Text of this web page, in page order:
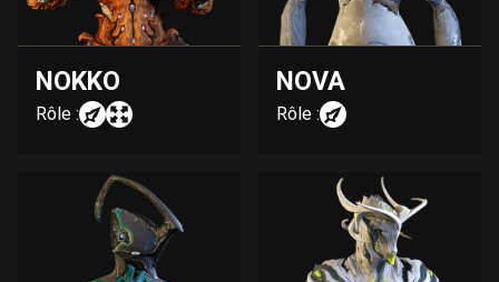
NOKKO
Rôle :
NOVA
Rôle :